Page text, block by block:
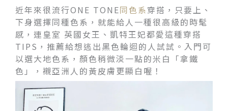
近年來很流行ONE TONE同色系穿搭，只要上、
下身選擇同種色系，就能給人一種很高級的時髦
感，連皇室 英國女王、凱特王妃都愛這種穿搭
TIPS，推薦給想逃出黑色輪迴的人試試。入門可
以選大地色系，顏色稍微淡一點的米白「拿鐵
色」，襯亞洲人的黃皮膚更顯白喔！